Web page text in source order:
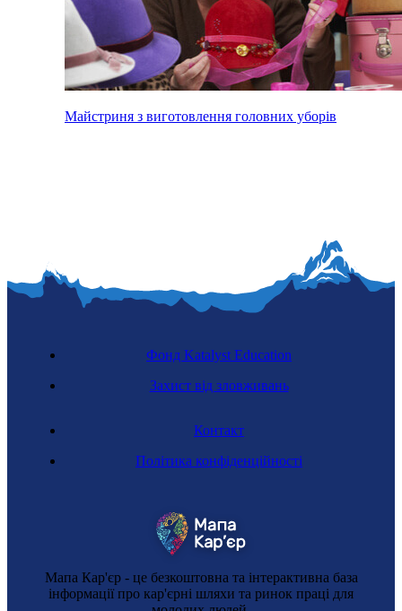
Майстриня з виготовлення головних уборів
Мапа Кар'єр - це безкоштовна та інтерактивна база
інформації про кар'єрні шляхи та ринок праці для
Контакт
Політика конфіденційності
Фонд Katalyst Education
Захист від зловживань